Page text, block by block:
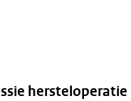
hersteloperatie